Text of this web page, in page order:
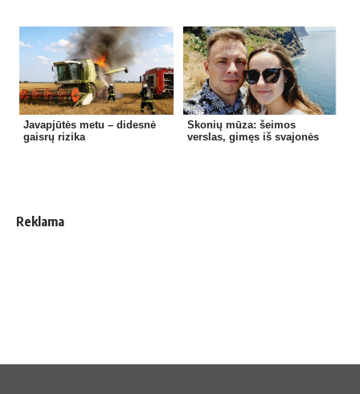
Javapjūtės metu – didesnė
gaisrų rizika
Skonių mūza: šeimos
verslas, gimęs iš svajonės
Reklama